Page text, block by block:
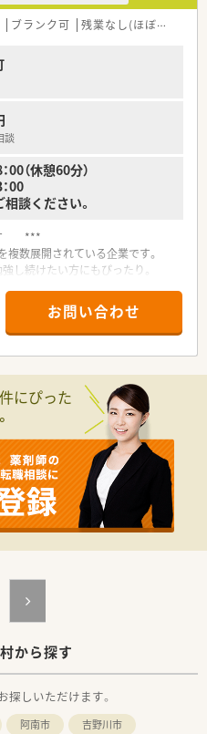
ブランク可 残業なし(ほぼなし含む)
談
（休憩60分）
談ください。
す ***
数展開されている企業です。
し続けたい方にもぴったり。
お問い合わせ
にぴった
から探す
しいただけます。
阿南市
吉野川市